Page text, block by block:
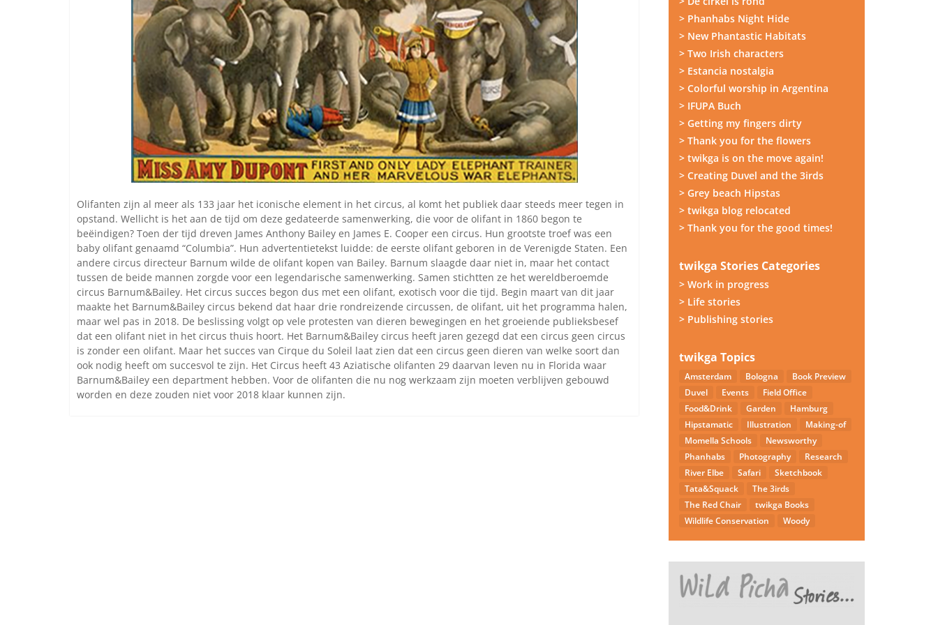
Olifanten zijn al meer als 133 jaar het iconische element in het circus, al komt het publiek daar steeds meer tegen in
opstand. Wellicht is het aan de tijd om deze gedateerde samenwerking, die voor de olifant in 1860 begon te
beëindigen? Toen der tijd dreven James Anthony Bailey en James E. Cooper een circus. Hun grootste troef was een
baby olifant genaamd “Columbia”. Hun advertentietekst luidde: de eerste olifant geboren in de Verenigde Staten. Een
andere circus directeur Barnum wilde de olifant kopen van Bailey. Barnum slaagde daar niet in, maar het contact
tussen de beide mannen zorgde voor een legendarische samenwerking. Samen stichtten ze het wereldberoemde
circus Barnum&Bailey. Het circus succes begon dus met een olifant, exotisch voor die tijd. Begin maart van dit jaar
maakte het Barnum&Bailey circus bekend dat haar drie rondreizende circussen, de olifant, uit het programma halen,
maar wel pas in 2018. De beslissing volgt op vele protesten van dieren bewegingen en het groeiende publieksbesef
dat een olifant niet in het circus thuis hoort. Het Barnum&Bailey circus heeft jaren gezegd dat een circus geen circus
is zonder een olifant. Maar het succes van Cirque du Soleil laat zien dat een circus geen dieren van welke soort dan
ook nodig heeft om succesvol te zijn. Het Circus heeft 43 Aziatische olifanten 29 daarvan leven nu in Florida waar
Barnum&Bailey een department hebben. Voor de olifanten die nu nog werkzaam zijn moeten verblijven gebouwd
worden en deze zouden niet voor 2018 klaar kunnen zijn.
> Phanhabs Night Hide
> New Phantastic Habitats
> Two Irish characters
> Estancia nostalgia
> Colorful worship in Argentina
> IFUPA Buch
> Getting my fingers dirty
> Thank you for the flowers
> twikga is on the move again!
> Creating Duvel and the 3irds
> Grey beach Hipstas
> twikga blog relocated
> Thank you for the good times!
twikga Stories Categories
> Work in progress
> Life stories
> Publishing stories
twikga Topics
Amsterdam Bologna
Book Preview
Duvel
Events
Field Office
Food&Drink
Garden
Hamburg
Hipstamatic
Illustration
Making-of
Momella Schools
Newsworthy
Phanhabs
Photography
Research
River Elbe
Safari
Sketchbook
Tata&Squack
The 3irds
The Red Chair
twikga Books
Wildlife Conservation
Woody